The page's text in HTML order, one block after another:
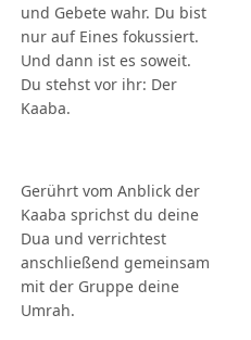
und Gebete wahr. Du bist
nur auf Eines fokussiert.
Und dann ist es soweit.
Du stehst vor ihr: Der
Kaaba.
Gerührt vom Anblick der
Kaaba sprichst du deine
Dua und verrichtest
anschließend gemeinsam
mit der Gruppe deine
Umrah.